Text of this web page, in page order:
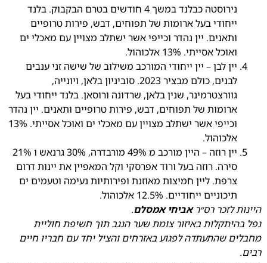
נירוסטה כבלנד במשך 4 חודשים בטרם הבקבוק. בלנד
ייחודי בעל ארומות של תפוחים, דבש, פירות טרופיים
ותאנים. יין נהדר וכייפי אשר ישתלב מצויין עם מאכלי ים
ואוכל אסייתי. 13% אלכוהול.
יין לבן – יין ייחודי המורכב משילוב של שישה זני ענבים
לבנים, כולם מבציר 2023. סוביניון בלאן, ויונייה,
גוורצטרמינר, שנין בלאן, שרדונה ורוסאן. בלנד ייחודי בעל
ארומות של תפוחים, דבש, פירות טרופיים ותאנים. יין נהדר
וכייפי אשר ישתלב מצויין עם מאכלי ים ואוכל אסייתי. 13%
אלכוהול.
יין רוזה – היין מורכב מ 49% מורבדרה, 30% גרנאש ו 21%
סירה. רוזה בעל ורוד אפרסקי וקל המאפיין את יינות דרום
צרפת. ליין חמיצות מאוזנת ופירותיות נעימה וטעמים ים
תיכוניים ייחודיים. 12.5% אלכוהול.
היינות לזכר רס״ראביחי אמסלם.
נפל בהיתקלות באיזור צומת שער הנגב תוך חשיפת חוליית
מחבלים שהתעתדה לפגוע באזרחים והציל יחד עם חבריו חיים
רבים.